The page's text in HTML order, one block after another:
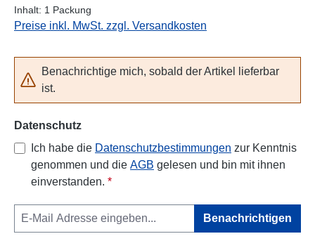
Inhalt: 1 Packung
Preise inkl. MwSt. zzgl. Versandkosten
Benachrichtige mich, sobald der Artikel lieferbar
ist.
Datenschutz
Ich habe die Datenschutzbestimmungen zur Kenntnis
genommen und die AGB gelesen und bin mit ihnen
einverstanden. *
Benachrichtigen